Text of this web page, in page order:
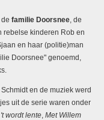
familie Doorsnee, de
rebelse kinderen Rob en
en haar (politie)man
Doorsnee" genoemd,
en de muziek werd
uit de serie waren onder
wordt lente, Met Willem